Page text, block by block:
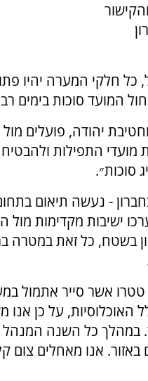
חלקי המערה יהיו
סוכות בימים רביעי
יהודה, פועלים
מועדי התפילות
סוכות״.
- נעשה תיאום בתחום
ישיבות מקדימות
בשטח, כל זאת
אשר סייר אתמול
על כן אנו
כל השנה המנהל
באזור. אנו מאחלים צום